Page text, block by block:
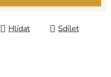
Hlídat Sdílet